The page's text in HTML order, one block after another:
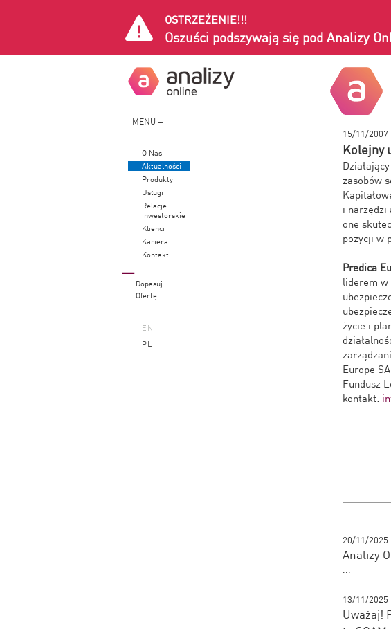
OSTRZEŻENIE!!!
Oszuści podszywają się pod Analizy
MENU
O Nas
Aktualności
Produkty
Usługi
Relacje
Inwestorskie
Klienci
Kariera
Kontakt
Dopasuj
Ofertę
EN
PL
15/11/2007
Kolejny
zasobów
i narzędzi
one
pozycji w
Predica
liderem w
życie i
Europe
Fundusz
kontakt:
20/11/2025
Analizy
...
13/11/2025
Uważaj!